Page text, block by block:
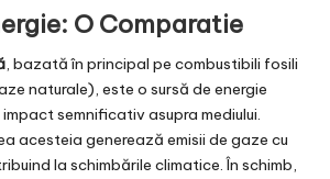
O Comparatie
, bazată în principal pe combustibili fosili
naturale), este o sursă de energie
semnificativ asupra mediului.
acesteia generează emisii de gaze cu
la schimbările climatice. În schimb,